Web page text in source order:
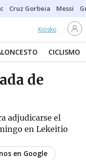
Cruz Gorbeia Messi
Kiosko
CICLISMO
de
adjudicarse el
en Lekeitio
en Google